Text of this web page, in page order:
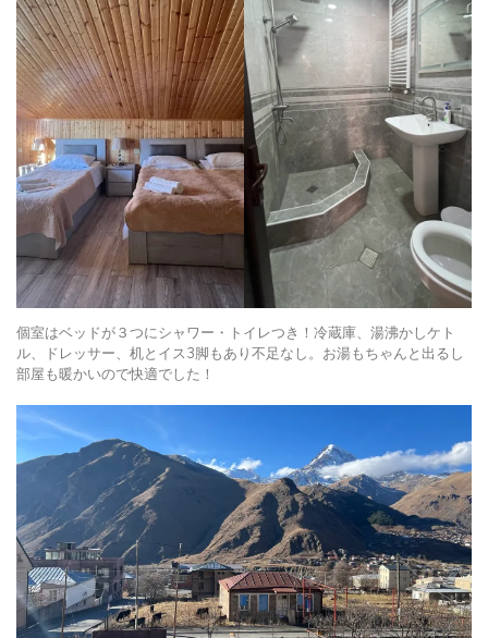
個室はベッドが３つにシャワー・トイレつき！冷蔵庫、湯沸かしケト
ル、ドレッサー、机とイス3脚もあり不足なし。お湯もちゃんと出るし
部屋も暖かいので快適でした！